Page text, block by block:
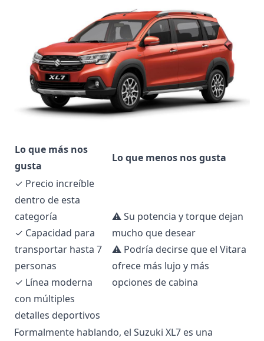
Lo que más nos
gusta
Lo que menos nos gusta
✓ Precio increíble
dentro de esta
categoría
✓ Capacidad para
transportar hasta 7
personas
✓ Línea moderna
con múltiples
detalles deportivos
⚠ Su potencia y torque dejan
mucho que desear
⚠ Podría decirse que el Vitara
ofrece más lujo y más
opciones de cabina
Formalmente hablando, el Suzuki XL7 es una